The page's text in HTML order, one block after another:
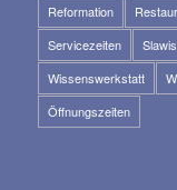
Reformation
Servicezeiten
Wissenswerkstatt
Öffnungszeiten